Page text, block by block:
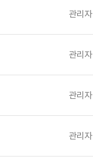
관리자
관리자
관리자
관리자